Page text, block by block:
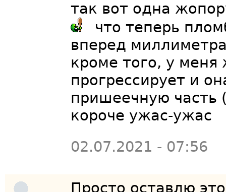
так вот одна
что теперь
вперед
кроме того, у меня
прогрессирует и
пришеечную часть
короче ужас-ужас
02.07.2021 - 07:56
Просто оставлю